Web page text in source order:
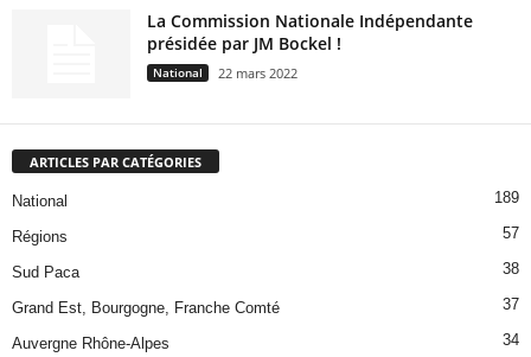
La Commission Nationale Indépendante
présidée par JM Bockel !
National 22 mars 2022
ARTICLES PAR CATÉGORIES
National 189
Régions 57
Sud Paca 38
Grand Est, Bourgogne, Franche Comté 37
Auvergne Rhône-Alpes 34